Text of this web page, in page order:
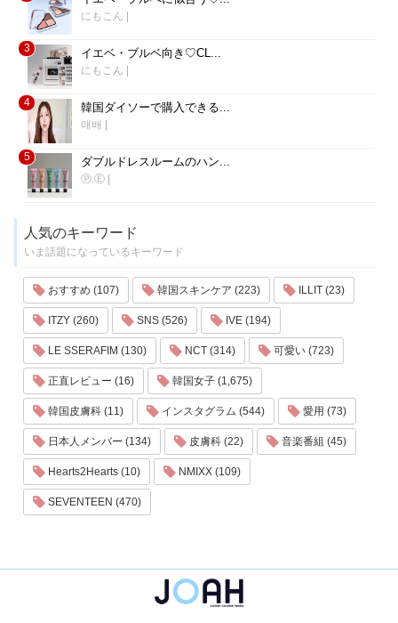
にもこん |
3 イエベ・ブルベ向き♡CL...
にもこん |
4 韓国ダイソーで購入できる...
애배 |
5 ダブルドレスルームのハン...
Ⓟ.Ⓔ |
人気のキーワード
いま話題になっているキーワード
おすすめ (107) 韓国スキンケア (223) ILLIT (23)
ITZY (260) SNS (526) IVE (194)
LE SSERAFIM (130) NCT (314) 可愛い (723)
正直レビュー (16) 韓国女子 (1,675)
韓国皮膚科 (11) インスタグラム (544) 愛用 (73)
日本人メンバー (134) 皮膚科 (22) 音楽番組 (45)
Hearts2Hearts (10) NMIXX (109)
SEVENTEEN (470)